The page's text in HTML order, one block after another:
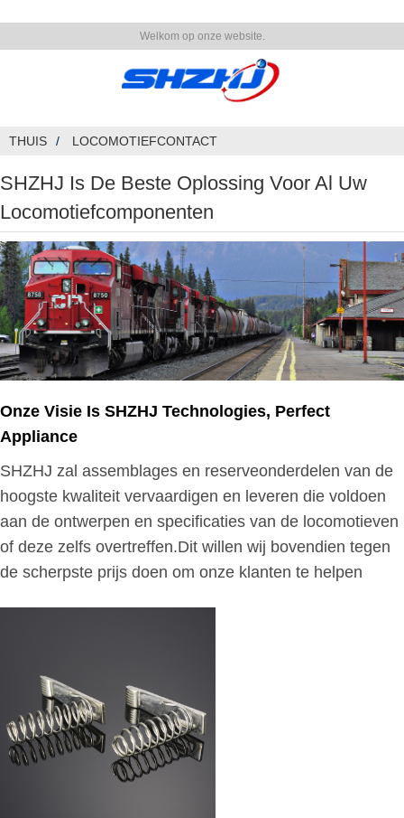
Welkom op onze website.
THUIS LOCOMOTIEFCONTACT
SHZHJ Is De Beste Oplossing Voor Al Uw
Locomotiefcomponenten
Onze Visie Is SHZHJ Technologies, Perfect
Appliance
SHZHJ zal assemblages en reserveonderdelen van de
hoogste kwaliteit vervaardigen en leveren die voldoen
aan de ontwerpen en specificaties van de locomotieven
of deze zelfs overtreffen.Dit willen wij bovendien tegen
de scherpste prijs doen om onze klanten te helpen